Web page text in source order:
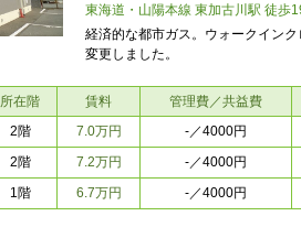
東海道・山陽本線 東加古川駅 徒歩
経済的な都市ガス。ウォークイン
変更しました。
所在階 賃料 管理費／共益費
2階
7.0万円 -／4000円
2階
7.2万円 -／4000円
1階
6.7万円 -／4000円